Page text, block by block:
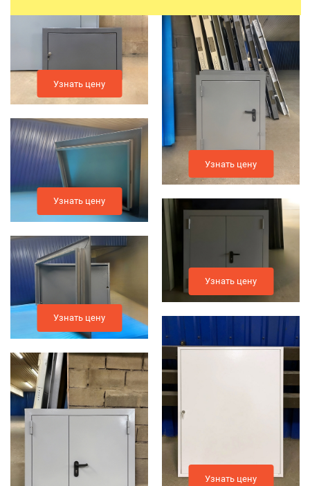
Узнать цену
Узнать цену
Узнать цену
Узнать цену
Узнать цену
Узнать цену